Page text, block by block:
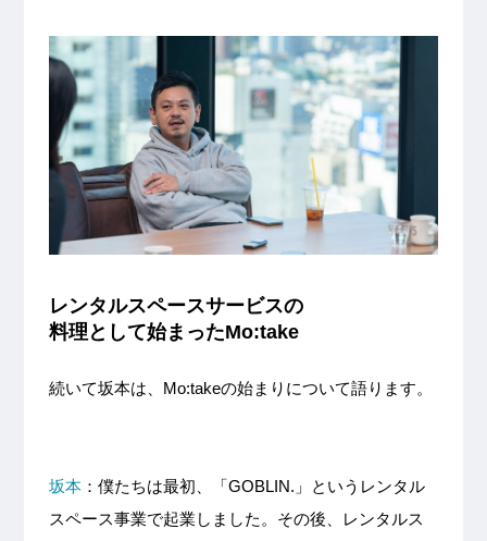
レンタルスペースサービスの
料理として始まったMo:take
続いて坂本は、Mo:takeの始まりについて語ります。
坂本：僕たちは最初、「GOBLIN.」というレンタル
スペース事業で起業しました。その後、レンタルス